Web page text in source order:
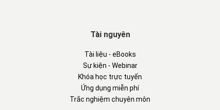
Tài nguyên
Tài liệu - eBooks
Sự kiện - Webinar
Khóa học trực tuyến
Ứng dụng miễn phí
Trắc nghiệm chuyên môn